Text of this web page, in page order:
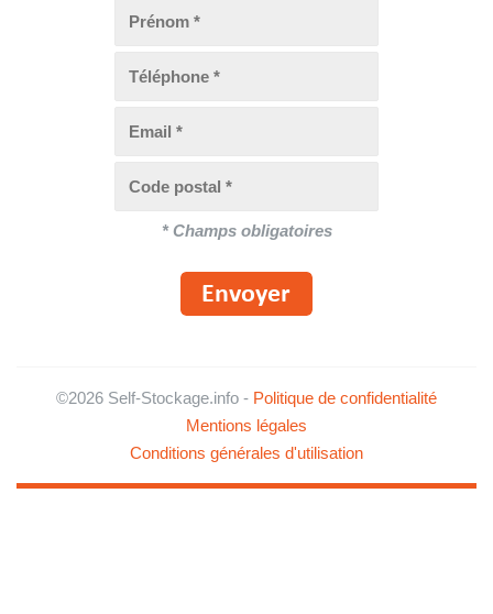
* Champs obligatoires
©2026 Self-Stockage.info - Politique de confidentialité
Mentions légales
Conditions générales d'utilisation